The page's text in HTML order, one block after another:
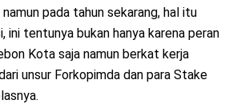
pada tahun sekarang, hal itu
ini tentunya bukan hanya karena peran
Kota saja namun berkat kerja
unsur Forkopimda dan para Stake